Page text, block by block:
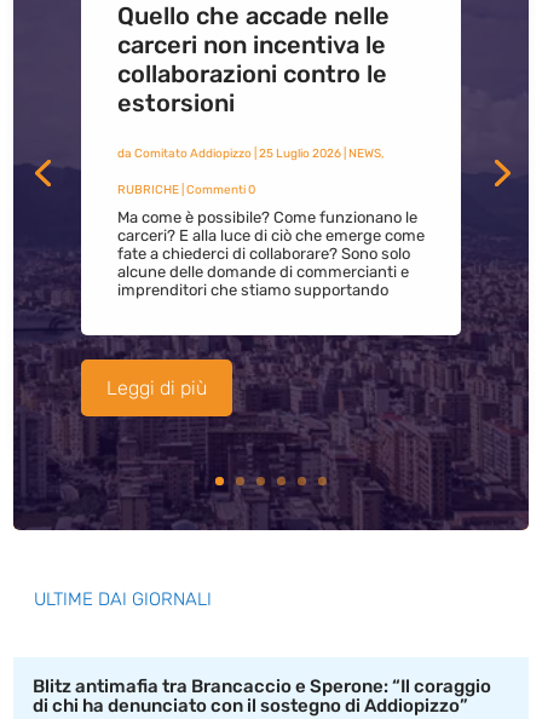
Quello che accade nelle
carceri non incentiva le
collaborazioni contro le
estorsioni
da Comitato Addiopizzo| 25 Luglio 2026| NEWS,
RUBRICHE| Commenti 0
Ma come è possibile? Come funzionano le
carceri? E alla luce di ciò che emerge come
fate a chiederci di collaborare? Sono solo
alcune delle domande di commercianti e
imprenditori che stiamo supportando
Leggi di più
ULTIME DAI GIORNALI
Blitz antimafia tra Brancaccio e Sperone: “Il coraggio
di chi ha denunciato con il sostegno di Addiopizzo”